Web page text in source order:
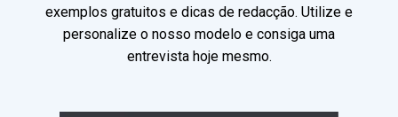
exemplos gratuitos e dicas de redacção. Utilize e
personalize o nosso modelo e consiga uma
entrevista hoje mesmo.